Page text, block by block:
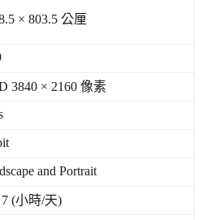
× 803.5 公厘
3840 × 2160 像素
and Portrait
(小時/天)